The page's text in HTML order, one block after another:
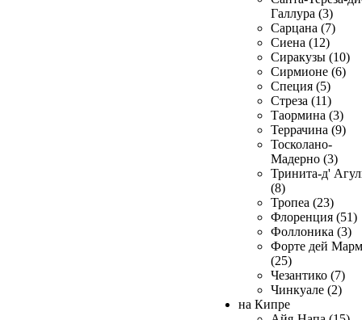
Галлура (3)
Сарцана (7)
Сиена (12)
Сиракузы (10)
Сирмионе (6)
Специя (5)
Стреза (11)
Таормина (3)
Террачина (9)
Тосколано-
Мадерно (3)
Тринита-д'
(8)
Тропеа (23)
Флоренция (51)
Фоллоника (3)
Форте дей
(25)
Чезантико (7)
Чинкуале (2)
на Кипре